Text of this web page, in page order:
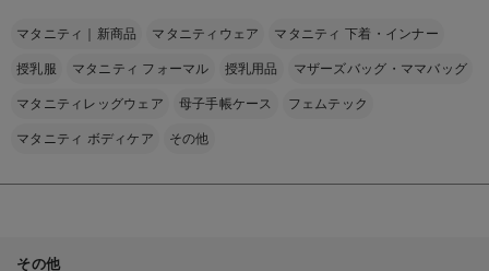
マタニティ｜新商品 マタニティウェア マタニティ 下着・インナー
授乳服 マタニティ フォーマル 授乳用品 マザーズバッグ・ママバッグ
マタニティレッグウェア 母子手帳ケース フェムテック
マタニティ ボディケア その他
その他